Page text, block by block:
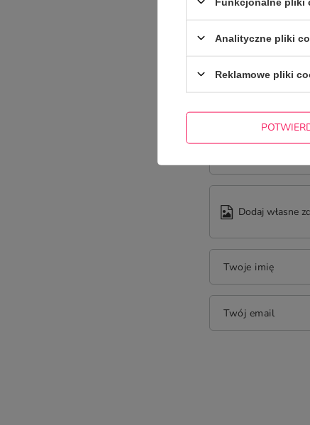
Treść twojej opinii
Dodaj własne
Twoje imię
Twój email
Analityczne pliki
Reklamowe pliki